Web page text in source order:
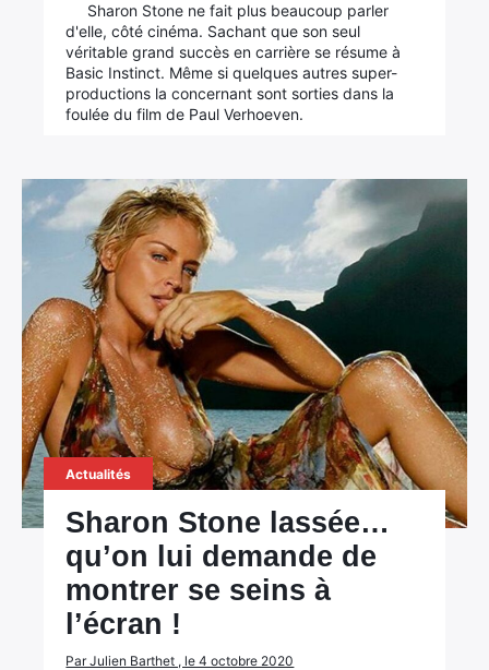
Sharon Stone ne fait plus beaucoup parler
d'elle, côté cinéma. Sachant que son seul
véritable grand succès en carrière se résume à
Basic Instinct. Même si quelques autres super-
productions la concernant sont sorties dans la
foulée du film de Paul Verhoeven.
Actualités
Sharon Stone lassée…
qu’on lui demande de
montrer se seins à
l’écran !
Par Julien Barthet , le 4 octobre 2020